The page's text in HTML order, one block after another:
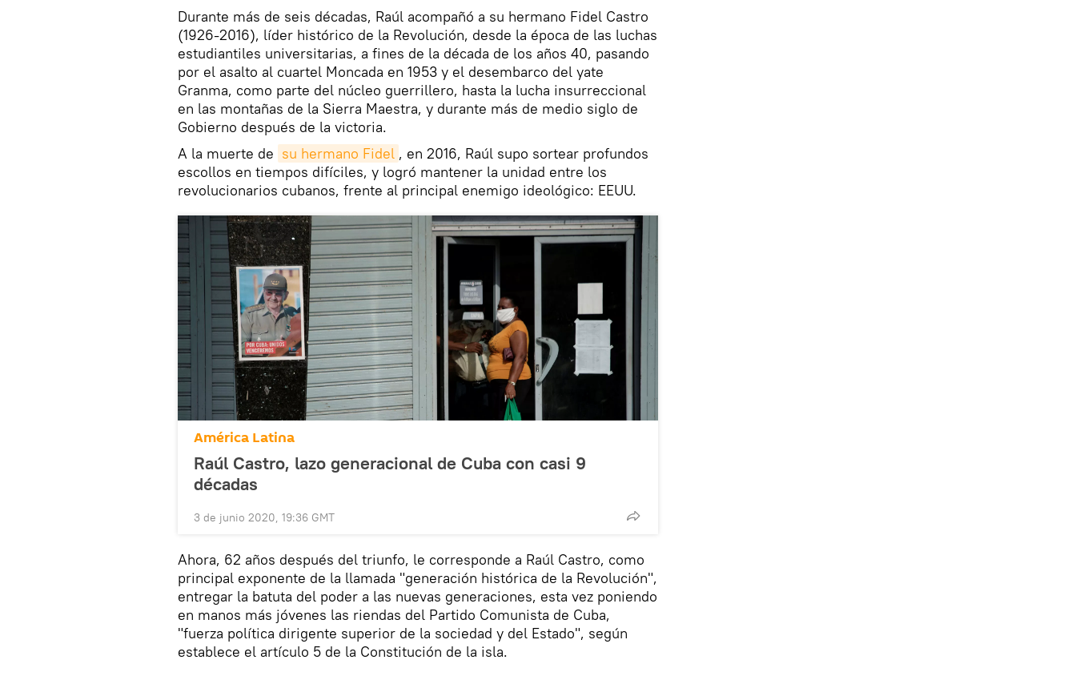
Durante más de seis décadas, Raúl acompañó a su hermano Fidel Castro
(1926-2016), líder histórico de la Revolución, desde la época de las luchas
estudiantiles universitarias, a fines de la década de los años 40, pasando
por el asalto al cuartel Moncada en 1953 y el desembarco del yate
Granma, como parte del núcleo guerrillero, hasta la lucha insurreccional
en las montañas de la Sierra Maestra, y durante más de medio siglo de
Gobierno después de la victoria.
A la muerte de su hermano Fidel , en 2016, Raúl supo sortear profundos
escollos en tiempos difíciles, y logró mantener la unidad entre los
revolucionarios cubanos, frente al principal enemigo ideológico: EEUU.
América Latina
Raúl Castro, lazo generacional de Cuba con casi 9
décadas
3 de junio 2020, 19:36 GMT
Ahora, 62 años después del triunfo, le corresponde a Raúl Castro, como
principal exponente de la llamada "generación histórica de la Revolución",
entregar la batuta del poder a las nuevas generaciones, esta vez poniendo
en manos más jóvenes las riendas del Partido Comunista de Cuba,
"fuerza política dirigente superior de la sociedad y del Estado", según
establece el artículo 5 de la Constitución de la isla.